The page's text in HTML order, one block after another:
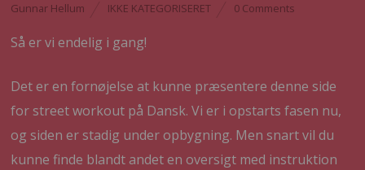
Gunnar Hellum IKKE KATEGORISERET 0 Comments
Så er vi endelig i gang!
Det er en fornøjelse at kunne præsentere denne side
for street workout på Dansk. Vi er i opstarts fasen nu,
og siden er stadig under opbygning. Men snart vil du
kunne finde blandt andet en oversigt med instruktion